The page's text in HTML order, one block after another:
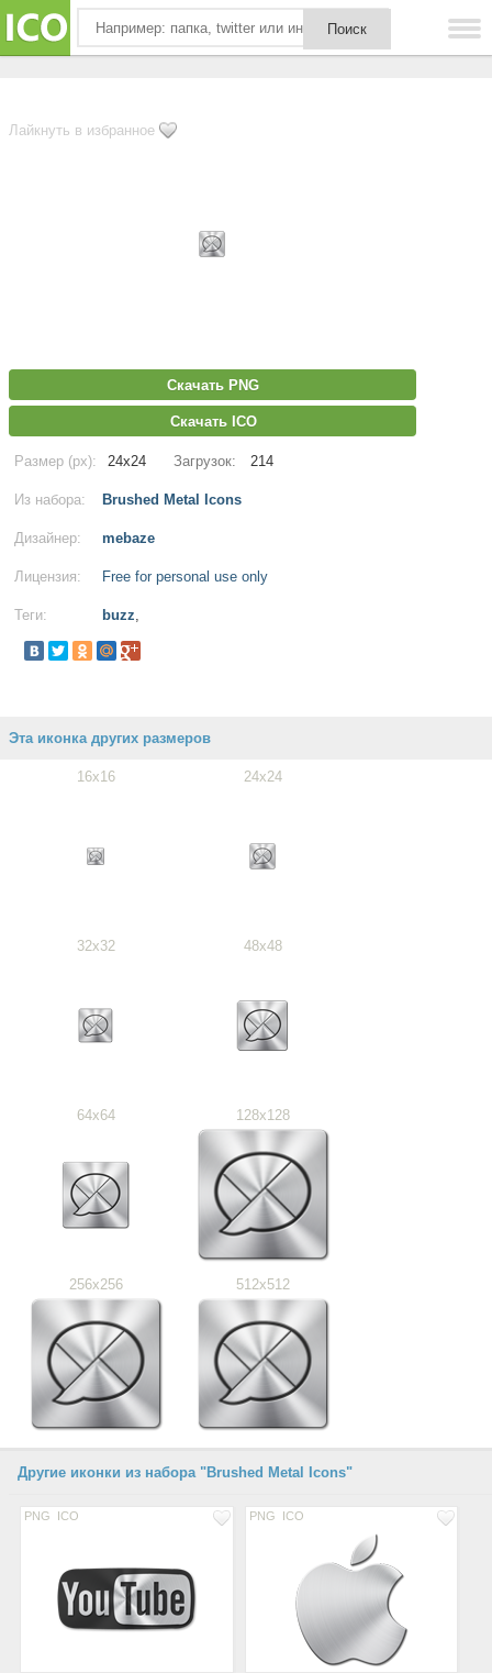
Лайкнуть в избранное
Скачать PNG
Скачать ICO
Размер (px): 24x24 Загрузок: 214
Из набора: Brushed Metal Icons
Дизайнер: mebaze
Лицензия: Free for personal use only
Теги: buzz,
Эта иконка других размеров
16x16 24x24
32x32 48x48
64x64 128x128
256x256 512x512
Другие иконки из набора "Brushed Metal Icons"
PNG ICO PNG ICO